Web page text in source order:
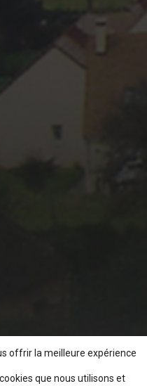
offrir la meilleure expérience
que nous utilisons et